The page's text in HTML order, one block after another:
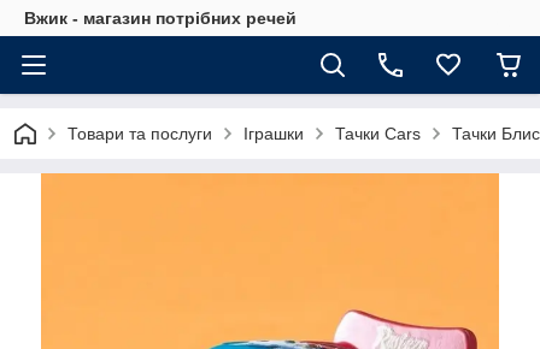
Вжик - магазин потрiбних речей
Товари та послуги Іграшки Тачки Cars Тачки